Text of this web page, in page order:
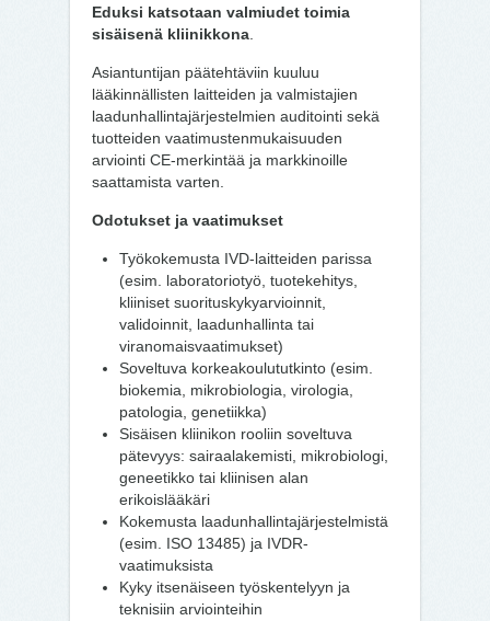
Eduksi katsotaan valmiudet toimia
sisäisenä kliinikkona
Asiantuntijan päätehtäviin kuuluu
lääkinnällisten laitteiden ja valmistajien
laadunhallintajärjestelmien auditointi sekä
tuotteiden vaatimustenmukaisuuden
arviointi CE-merkintää ja markkinoille
saattamista varten.
Odotukset ja vaatimukset
Työkokemusta IVD-laitteiden parissa
(esim. laboratoriotyö, tuotekehitys,
kliiniset suorituskykyarvioinnit,
validoinnit, laadunhallinta tai
viranomaisvaatimukset)
Soveltuva korkeakoulututkinto (esim.
biokemia, mikrobiologia, virologia,
patologia, genetiikka)
Sisäisen kliinikon rooliin soveltuva
pätevyys: sairaalakemisti, mikrobiologi,
geneetikko tai kliinisen alan
erikoislääkäri
Kokemusta laadunhallintajärjestelmistä
(esim. ISO 13485) ja IVDR-
vaatimuksista
Kyky itsenäiseen työskentelyyn ja
teknisiin arviointeihin